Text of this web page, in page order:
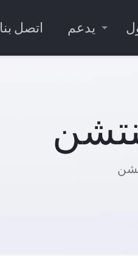
يدعم اتصل بنا